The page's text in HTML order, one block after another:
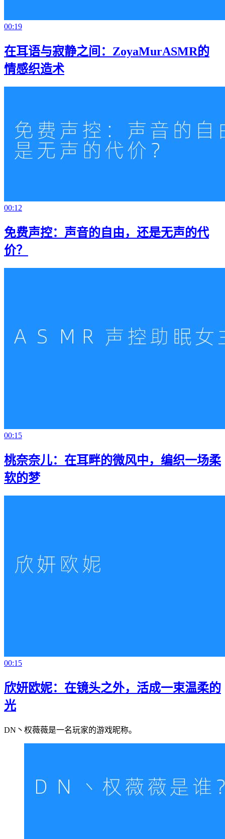
00:19
在耳语与寂静之间：ZoyaMurASMR的
情感织造术
00:12
免费声控：声音的自由，还是无声的代
价？
00:15
桃奈奈儿：在耳畔的微风中，编织一场柔
软的梦
00:15
欣妍欧妮：在镜头之外，活成一束温柔的
光
DN丶权薇薇是一名玩家的游戏昵称。